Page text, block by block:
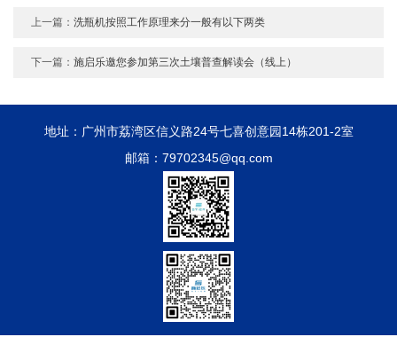
上一篇：洗瓶机按照工作原理来分一般有以下两类
下一篇：施启乐邀您参加第三次土壤普查解读会（线上）
地址：广州市荔湾区信义路24号七喜创意园14栋201-2室
邮箱：79702345@qq.com